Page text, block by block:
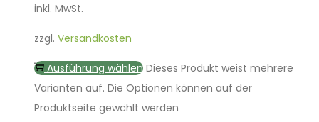
inkl. MwSt.
zzgl. Versandkosten
Ausführung wählen Dieses Produkt weist mehrere
Varianten auf. Die Optionen können auf der
Produktseite gewählt werden